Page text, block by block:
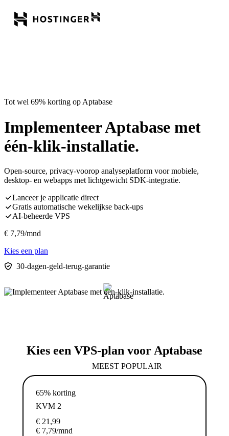
Tot wel 69% korting op Aptabase
Implementeer Aptabase met
één-klik-installatie.
Open-source, privacy-voorop analyseplatform voor mobiele,
desktop- en webapps met lichtgewicht SDK-integratie.
Lanceer je applicatie direct
Gratis automatische wekelijkse back-ups
AI-beheerde VPS
€ 7,79/mnd
Kies een plan
30-dagen-geld-terug-garantie
Kies een VPS-plan voor Aptabase
MEEST POPULAIR
65% korting
KVM 2
€ 21,99
€ 7,79/mnd